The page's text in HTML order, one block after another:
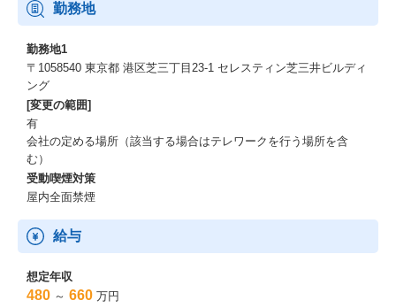
案をおこない、NEC内の関係各部門をリードしながら、事業拡大
を推進いただくことを期待しています。
ソリューション営業としてご経験を積んでいただいた後は、管理
職として自チームのマネジメントを担いながら、組織としての成
果創出に貢献いただくキャリアパスをご用意しています。
勤務地
勤務地1
〒1058540 東京都 港区芝三丁目23-1 セレスティン芝三井ビルディ
ング
[変更の範囲]
有
会社の定める場所（該当する場合はテレワークを行う場所を含
む）
受動喫煙対策
屋内全面禁煙
給与
想定年収
480 ～ 660 万円